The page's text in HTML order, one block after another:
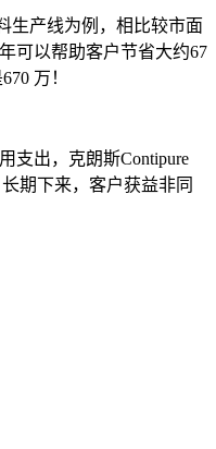
生产线为例，相比较市面
可以帮助客户节省大约67
万！
支出，克朗斯Contipure
期下来，客户获益非同